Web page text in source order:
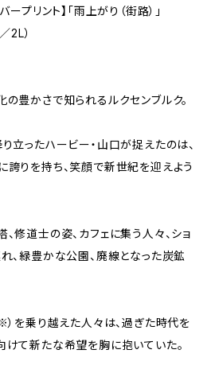
プリント】「雨上がり（街路）」
2L）
豊かさで知られるルクセンブルク。
立ったハービー・山口が捉えたのは、
りを持ち、笑顔で新世紀を迎えよう
修道士の姿、カフェに集う人々、ショ
、緑豊かな公園、廃線となった炭鉱
を乗り越えた人々は、過ぎた時代を
て新たな希望を胸に抱いていた。